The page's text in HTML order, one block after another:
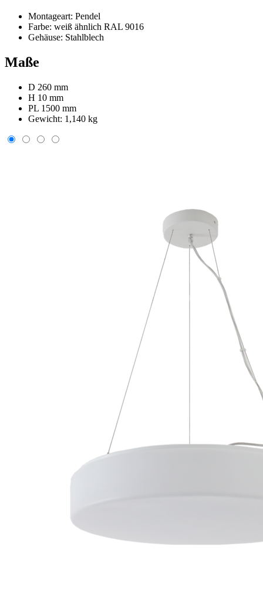
Montageart: Pendel
Farbe: weiß ähnlich RAL 9016
Gehäuse: Stahlblech
Maße
D 260 mm
H 10 mm
PL 1500 mm
Gewicht: 1,140 kg